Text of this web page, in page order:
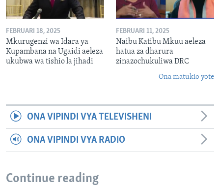
FEBRUARI 18, 2025
Mkurugenzi wa Idara ya
Kupambana na Ugaidi aeleza
ukubwa wa tishio la jihadi
FEBRUARI 11, 2025
Naibu Katibu Mkuu aeleza
hatua za dharura
zinazochukuliwa DRC
Ona matukio yote
ONA VIPINDI VYA TELEVISHENI
ONA VIPINDI VYA RADIO
Continue reading